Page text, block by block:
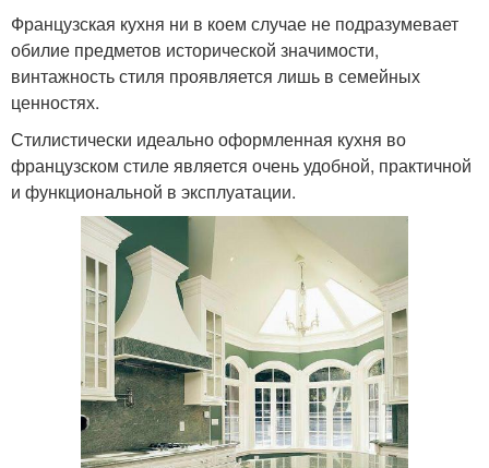
Французская кухня ни в коем случае не подразумевает
обилие предметов исторической значимости,
винтажность стиля проявляется лишь в семейных
ценностях.
Стилистически идеально оформленная кухня во
французском стиле является очень удобной, практичной
и функциональной в эксплуатации.